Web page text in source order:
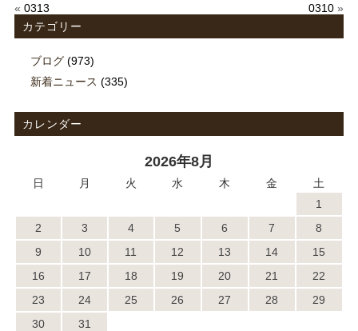
« 0313 0310 »
カテゴリー
ブログ(973)
新着ニュース (335)
カレンダー
2026年8月
日 月 火 水 木 金
土
1
2
3 4 5 6 7
8
9
10 11 12 13 14
15
16
17 18 19 20 21
22
23
24 25 26 27 28
29
30
31